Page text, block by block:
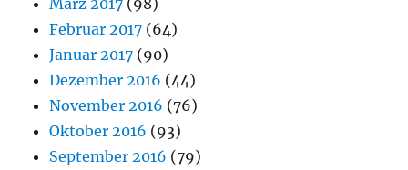
Februar 2017 (64)
Januar 2017 (90)
Dezember 2016 (44)
November 2016 (76)
Oktober 2016 (93)
September 2016 (79)